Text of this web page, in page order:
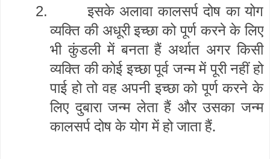
2.
इसके अलावा कालसर्प दोष का योग
व्यक्ति की अधूरी इच्छा को पूर्ण करने के लिए
भी कुंडली में बनता हैं अर्थात अगर किसी
व्यक्ति की कोई इच्छा पूर्व जन्म में पूरी नहीं हो
पाई हो तो वह अपनी इच्छा को पूर्ण करने के
लिए दुबारा जन्म लेता हैं और उसका जन्म
कालसर्प दोष के योग में हो जाता हैं.